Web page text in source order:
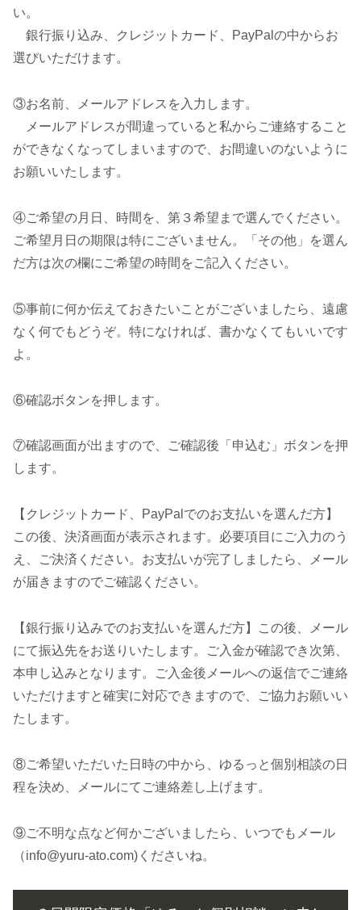
い。
銀行振り込み、クレジットカード、PayPalの中からお
選びいただけます。
③お名前、メールアドレスを入力します。
メールアドレスが間違っていると私からご連絡すること
ができなくなってしまいますので、お間違いのないように
お願いいたします。
④ご希望の月日、時間を、第３希望まで選んでください。
ご希望月日の期限は特にございません。「その他」を選ん
だ方は次の欄にご希望の時間をご記入ください。
⑤事前に何か伝えておきたいことがございましたら、遠慮
なく何でもどうぞ。特になければ、書かなくてもいいです
よ。
⑥確認ボタンを押します。
⑦確認画面が出ますので、ご確認後「申込む」ボタンを押
します。
【クレジットカード、PayPalでのお支払いを選んだ方】
この後、決済画面が表示されます。必要項目にご入力のう
え、ご決済ください。お支払いが完了しましたら、メール
が届きますのでご確認ください。
【銀行振り込みでのお支払いを選んだ方】この後、メール
にて振込先をお送りいたします。ご入金が確認でき次第、
本申し込みとなります。ご入金後メールへの返信でご連絡
いただけますと確実に対応できますので、ご協力お願いい
たします。
⑧ご希望いただいた日時の中から、ゆるっと個別相談の日
程を決め、メールにてご連絡差し上げます。
⑨ご不明な点など何かございましたら、いつでもメール
（info@yuru-ato.com)くださいね。